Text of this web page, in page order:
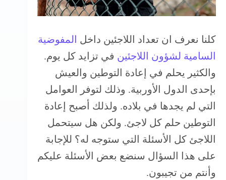
كلنا نعرف ان تعداد اللاجئين داخل المفوضية
السامية لشؤون اللاجئين في تزايد كل يوم.
والكثير يحلم في إعادة التوطين والعيش
بإحدى الدول الأوربية. وذلك لتوفر العوامل
التي لم يجدها في بلاده. ولذلك أصبح إعادة
التوطين حلم كل لاجئ. ولكن هل سيتحمل
اللاجئ كل الأسئلة التي ستوجه له؟ للإجابة
على هذا السؤال سنضع بعض الأسئلة عليكم
وأنتم من تجيبون.